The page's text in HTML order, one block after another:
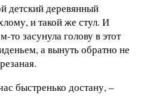
детский деревянный
и такой же стул. И
то засунула голову в этот
а вынуть обратно не
быстренько достану, –